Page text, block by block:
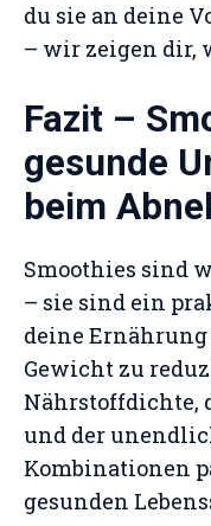
du sie an deine
– wir zeigen dir,
Fazit –
gesunde
beim
Smoothies sind
– sie sind ein
deine
Gewicht zu
Nährstoffdichte,
und der
Kombinationen
gesunden